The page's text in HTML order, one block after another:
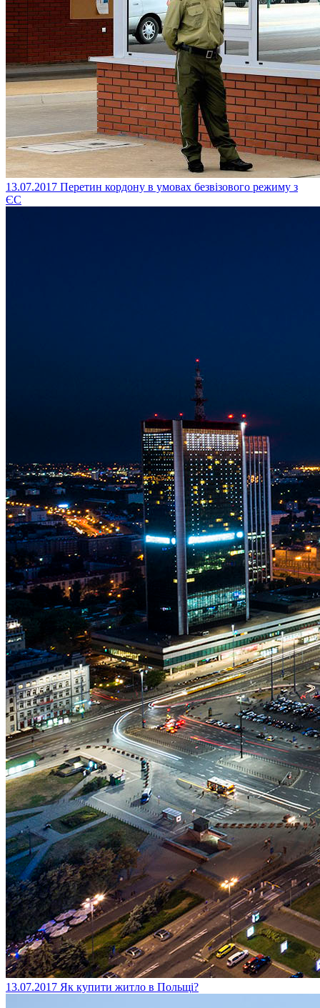
13.07.2017 Перетин кордону в умовах безвізового режиму з
ЄС
13.07.2017 Як купити житло в Польщі?